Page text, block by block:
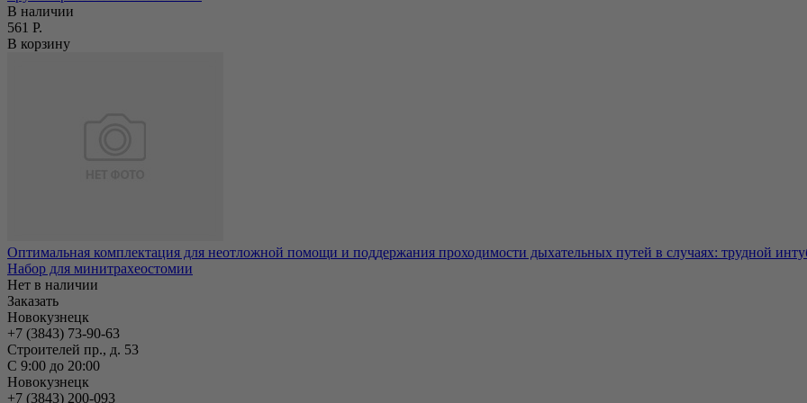
В наличии
561 Р.
В корзину
Оптимальная комплектация для неотложной помощи и поддержания проходимости дыхательных путей в случаях: трудной
Набор для минитрахеостомии
Нет в наличии
Заказать
Новокузнецк
+7 (3843) 73-90-63
Строителей пр., д. 53
С 9:00 до 20:00
Новокузнецк
+7 (3843) 200-093